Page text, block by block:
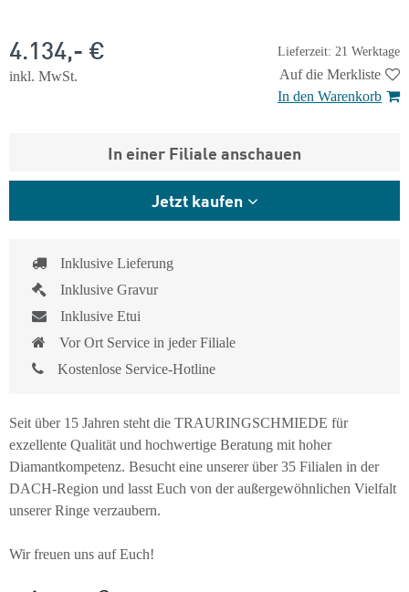
Lieferzeit: 21 Werktage
4.134,- €
inkl. MwSt.
Auf die Merkliste
In den Warenkorb
In einer Filiale anschauen
Jetzt kaufen
Inklusive Lieferung
Inklusive Gravur
Inklusive Etui
Vor Ort Service in jeder Filiale
Kostenlose Service-Hotline
Seit über 15 Jahren steht die TRAURINGSCHMIEDE für
exzellente Qualität und hochwertige Beratung mit hoher
Diamantkompetenz. Besucht eine unserer über 35 Filialen in der
DACH-Region und lasst Euch von der außergewöhnlichen Vielfalt
unserer Ringe verzaubern.
Wir freuen uns auf Euch!